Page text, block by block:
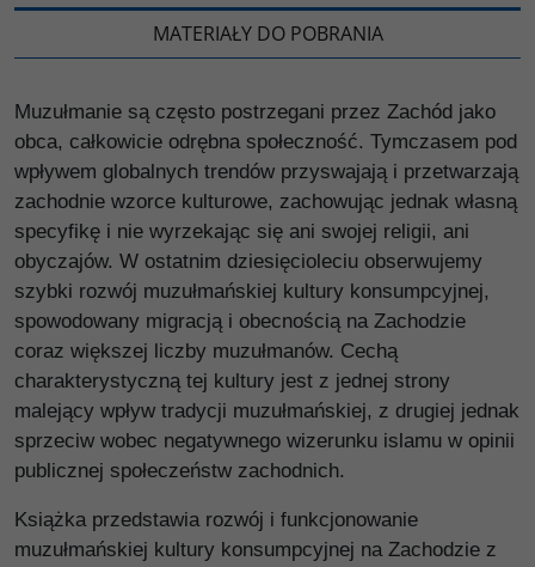
MATERIAŁY DO POBRANIA
Muzułmanie są często postrzegani przez Zachód jako
obca, całkowicie odrębna społeczność. Tymczasem pod
wpływem globalnych trendów przyswajają i przetwarzają
zachodnie wzorce kulturowe, zachowując jednak własną
specyfikę i nie wyrzekając się ani swojej religii, ani
obyczajów. W ostatnim dziesięcioleciu obserwujemy
szybki rozwój muzułmańskiej kultury konsumpcyjnej,
spowodowany migracją i obecnością na Zachodzie
coraz większej liczby muzułmanów. Cechą
charakterystyczną tej kultury jest z jednej strony
malejący wpływ tradycji muzułmańskiej, z drugiej jednak
sprzeciw wobec negatywnego wizerunku islamu w opinii
publicznej społeczeństw zachodnich.
Książka przedstawia rozwój i funkcjonowanie
muzułmańskiej kultury konsumpcyjnej na Zachodzie z